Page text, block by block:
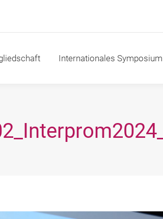
Internationales Symposium